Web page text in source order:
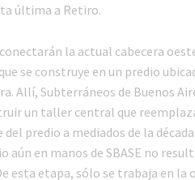
última a Retiro.
la actual cabecera
se construye en un predio
Allí, Subterráneos de Buenos
un taller central que
predio a mediados de la
aún en manos de SBASE no
esta etapa, sólo se trabaja en la